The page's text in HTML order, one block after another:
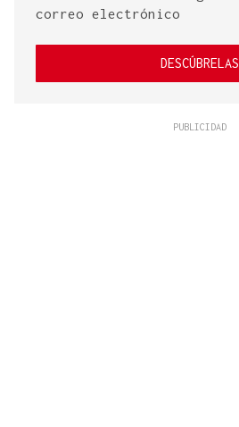
correo electrónico
DESCÚBRELAS